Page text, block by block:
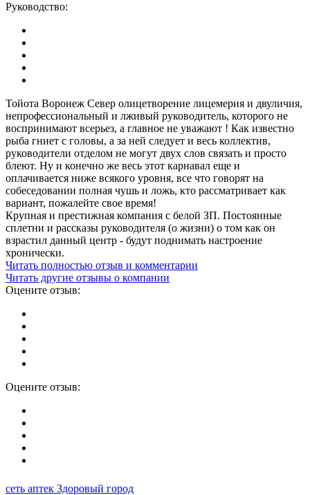
Руководство:
Тойота Воронеж Север олицетворение лицемерия и двуличия,
непрофессиональный и лживый руководитель, которого не
воспринимают всерьез, а главное не уважают ! Как известно
рыба гниет с головы, а за ней следует и весь коллектив,
руководители отделом не могут двух слов связать и просто
блеют. Ну и конечно же весь этот карнавал еще и
оплачивается ниже всякого уровня, все что говорят на
собеседовании полная чушь и ложь, кто рассматривает как
вариант, пожалейте свое время!
Крупная и престижная компания с белой ЗП. Постоянные
сплетни и рассказы руководителя (о жизни) о том как он
взрастил данный центр - будут поднимать настроение
хронически.
Читать полностью отзыв и комментарии
Читать другие отзывы о компании
Оцените отзыв:
Оцените отзыв:
сеть аптек Здоровый город